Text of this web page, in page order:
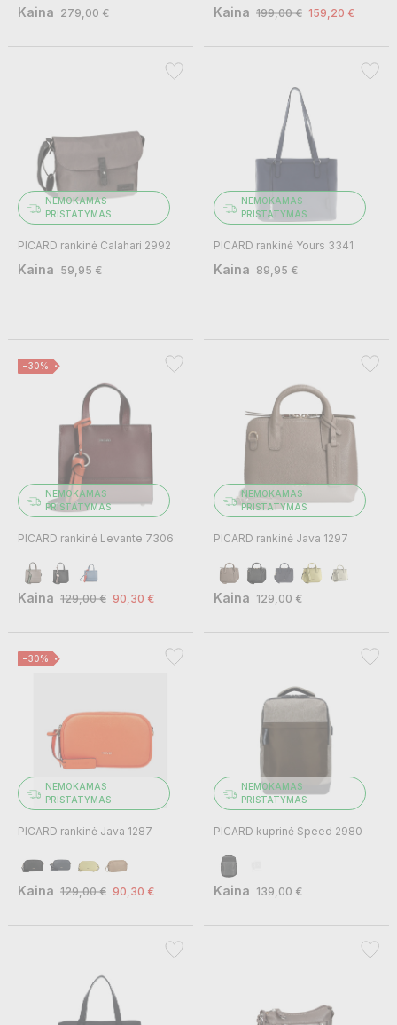
Kaina 279,00 € Kaina 199,00 € 159,20 €
NEMOKAMAS
PRISTATYMAS
PICARD rankinė Calahari 2992
Kaina 59,95 €
NEMOKAMAS
PRISTATYMAS
PICARD rankinė Yours 3341
Kaina 89,95 €
−30%
NEMOKAMAS
PRISTATYMAS
PICARD rankinė Levante 7306
Kaina 129,00 € 90,30 €
NEMOKAMAS
PRISTATYMAS
PICARD rankinė Java 1297
Kaina 129,00 €
−30%
NEMOKAMAS
PRISTATYMAS
PICARD rankinė Java 1287
Kaina 129,00 € 90,30 €
NEMOKAMAS
PRISTATYMAS
PICARD kuprinė Speed 2980
Kaina 139,00 €